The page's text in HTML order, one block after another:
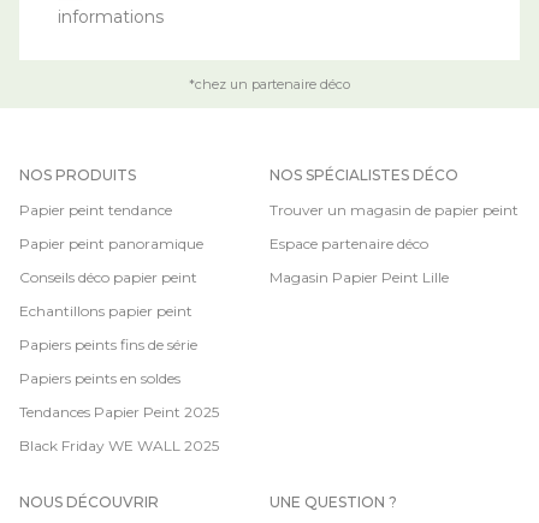
informations
*chez un partenaire déco
NOS PRODUITS
Papier peint tendance
Papier peint panoramique
Conseils déco papier peint
Echantillons papier peint
Papiers peints fins de série
Papiers peints en soldes
Tendances Papier Peint 2025
Black Friday WE WALL 2025
NOS SPÉCIALISTES DÉCO
Trouver un magasin de papier peint
Espace partenaire déco
Magasin Papier Peint Lille
NOUS DÉCOUVRIR UNE QUESTION ?